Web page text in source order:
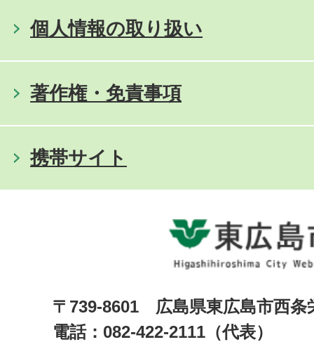
個人情報の取り扱い
著作権・免責事項
携帯サイト
〒739-8601 広島県東広島市西
電話：082-422-2111（代表）